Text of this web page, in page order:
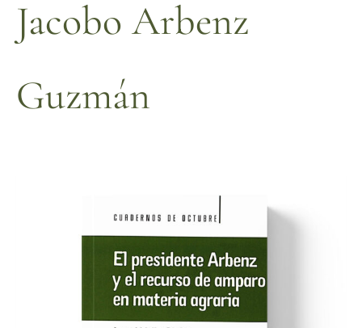
Jacobo Arbenz
Guzmán